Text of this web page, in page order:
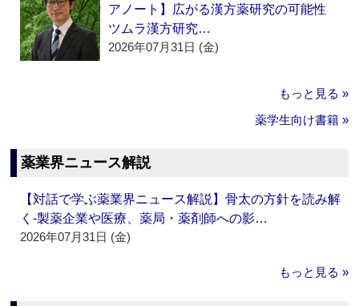
アノート】広がる漢方薬研究の可能性
ツムラ漢方研究…
2026年07月31日 (金)
もっと見る »
薬学生向け書籍 »
薬業界ニュース解説
【対話で学ぶ薬業界ニュース解説】骨太の方針を読み解
く‐製薬企業や医療、薬局・薬剤師への影…
2026年07月31日 (金)
もっと見る »